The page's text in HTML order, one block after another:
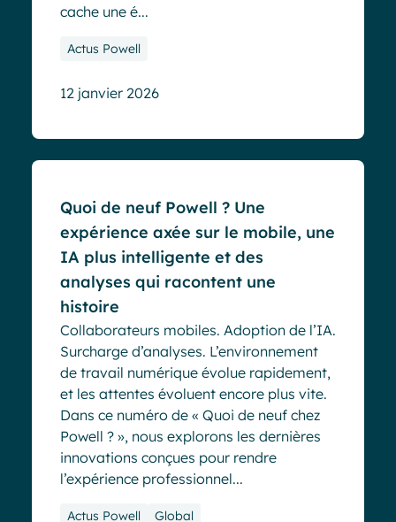
cache une é...
Actus Powell
12 janvier 2026
Quoi de neuf Powell ? Une
expérience axée sur le mobile, une
IA plus intelligente et des
analyses qui racontent une
histoire
Collaborateurs mobiles. Adoption de l’IA.
Surcharge d’analyses. L’environnement
de travail numérique évolue rapidement,
et les attentes évoluent encore plus vite.
Dans ce numéro de « Quoi de neuf chez
Powell ? », nous explorons les dernières
innovations conçues pour rendre
l’expérience professionnel...
Actus Powell Global